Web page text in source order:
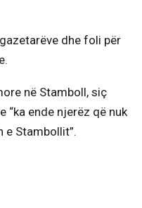
dhe foli për
në Stamboll, siç
“ka ende njerëz që nuk
e Stambollit”.